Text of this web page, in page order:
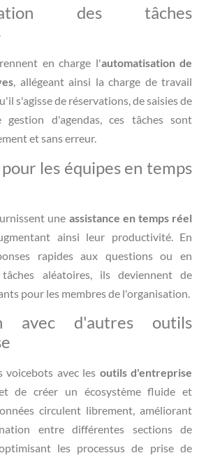
des tâches
en charge l'automatisation de
, allégeant ainsi la charge de travail
s'agisse de réservations, de saisies de
gestion d'agendas, ces tâches sont
et sans erreur.
les équipes en temps
une assistance en temps réel
ainsi leur productivité. En
rapides aux questions ou en
aléatoires, ils deviennent de
pour les membres de l'organisation.
avec d'autres outils
voicebots avec les outils d'entreprise
de créer un écosystème fluide et
circulent librement, améliorant
entre différentes sections de
les processus de prise de